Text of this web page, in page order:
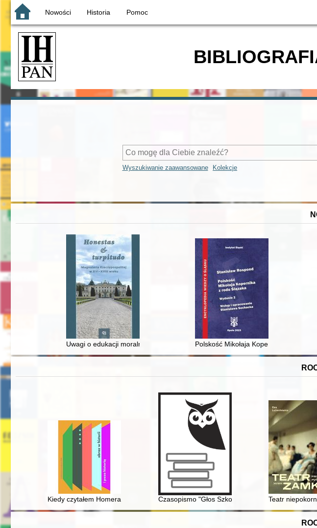
Nowości Historia Pomoc
Wyszukiwanie zaawansowane Kolekcje
Uwagi o edukacji moralnej synów szlacheckich w XVI-wiecznej Rzeczypospolitej
Polskość Mikołaja Kopernika z rodu
Kiedy czytałem Homera, wszyscy wydawali mi się gigantami : bezczasowość
Czasopismo "Głos Szkoły i Rodziny" (1925-1926)
Teatr